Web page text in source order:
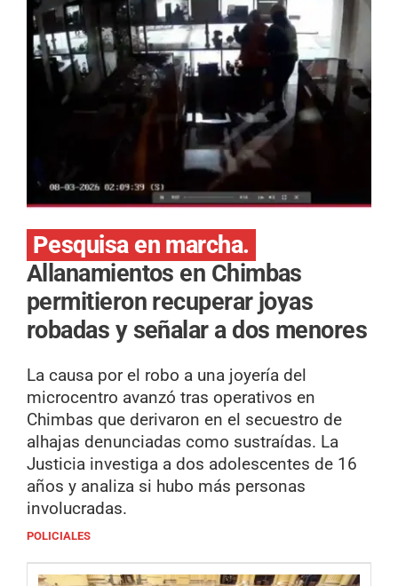
Pesquisa en marcha.
Allanamientos en Chimbas
permitieron recuperar joyas
robadas y señalar a dos menores
La causa por el robo a una joyería del
microcentro avanzó tras operativos en
Chimbas que derivaron en el secuestro de
alhajas denunciadas como sustraídas. La
Justicia investiga a dos adolescentes de 16
años y analiza si hubo más personas
involucradas.
POLICIALES